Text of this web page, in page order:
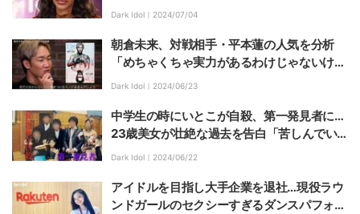
キャバ嬢、アイドルへの夢を絶たれ号泣
Dark Idol｜ 2024/07/04
朝倉未来、対戦相手・平本蓮の人気を分析
「めちゃくちゃ実力があるわけじゃないけ
ど…」
Dark Idol｜ 2024/06/23
中学生の時にいとこが自殺、第一発見者に…
23歳美女が壮絶な過去を告白「苦しんでい
ることに気づけなかった」
Dark Idol｜ 2024/06/22
アイドルを目指し大手企業を退社…現役ラウ
ンドガールのセクシーすぎるダンスパフォー